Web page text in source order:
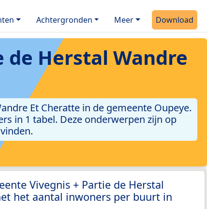
Achtergronden Meer Download
de Herstal Wandre
Et Cheratte in de gemeente Oupeye.
in 1 tabel. Deze onderwerpen zijn op
Vivegnis + Partie de Herstal
het aantal inwoners per buurt in